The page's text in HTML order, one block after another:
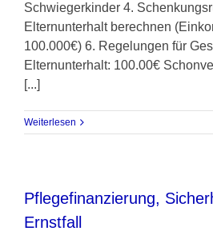
Schwiegerkinder 4.
Elternunterhalt berechnen
100.000€) 6. Regelungen für
Elternunterhalt: 100.00€
[...]
Weiterlesen
Pflegefinanzierung,
Ernstfall